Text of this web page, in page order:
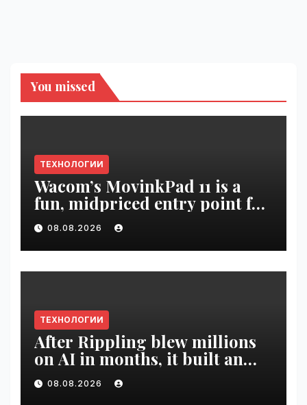
You missed
ТЕХНОЛОГИИ
Wacom’s MovinkPad 11 is a
fun, midpriced entry point for
digital artists | VseTime.ru
08.08.2026
ТЕХНОЛОГИИ
After Rippling blew millions
on AI in months, it built an
employee ROI tool |
VseTime.ru
08.08.2026